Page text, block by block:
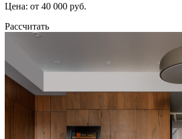
Цена: от 40 000 руб.
Рассчитать